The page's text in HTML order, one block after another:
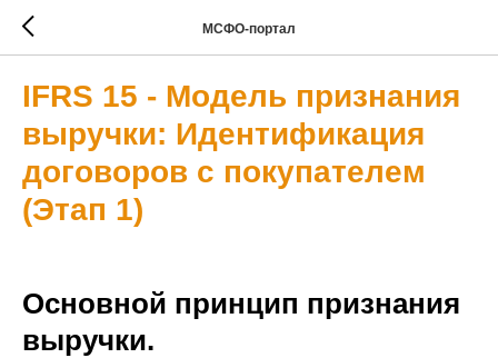
МСФО-портал
IFRS 15 - Модель признания
выручки: Идентификация
договоров с покупателем
(Этап 1)
Основной принцип признания
выручки.